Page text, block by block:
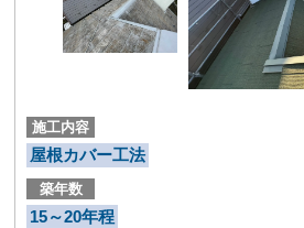
施工内容
屋根カバー工法
築年数
15～20年程